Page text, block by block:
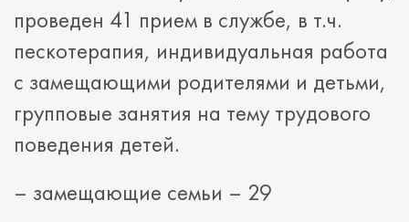
проведен 41 прием в службе, в т.ч.
пескотерапия, индивидуальная работа
с замещающими родителями и детьми,
групповые занятия на тему трудового
поведения детей.
– замещающие семьи – 29